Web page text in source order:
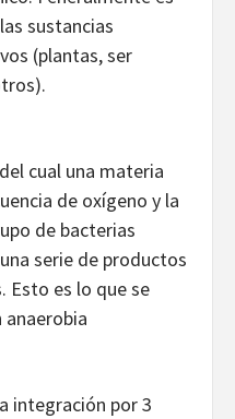
sustancias
(plantas, ser
cual una materia
de oxígeno y la
de bacterias
serie de productos
Esto es lo que se
integración por 3